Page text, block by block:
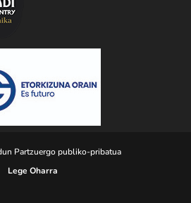
Partzuergo publiko-pribatua
Lege Oharra